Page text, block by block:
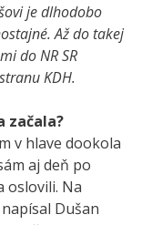
je dlhodobo
Až do takej
do NR SR
KDH.
začala?
v hlave dookola
aj deň po
oslovili. Na
Dušan